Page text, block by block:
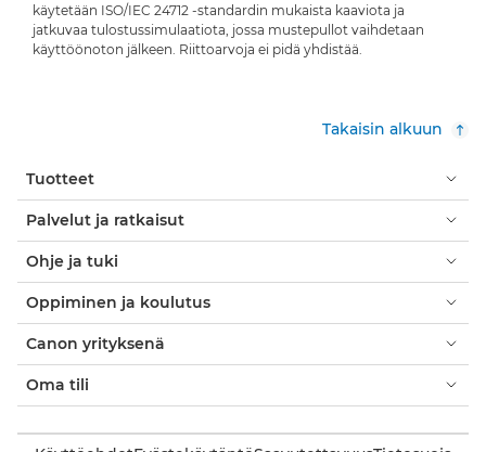
käytetään ISO/IEC 24712 -standardin mukaista kaaviota ja
jatkuvaa tulostussimulaatiota, jossa mustepullot vaihdetaan
käyttöönoton jälkeen. Riittoarvoja ei pidä yhdistää.
Takaisin alkuun
Tuotteet
Palvelut ja ratkaisut
Ohje ja tuki
Oppiminen ja koulutus
Canon yrityksenä
Oma tili